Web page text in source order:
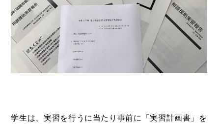
学生は、実習を行うに当たり 事前に「実習計画書」を